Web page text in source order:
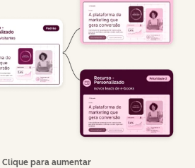
Clique para aumentar